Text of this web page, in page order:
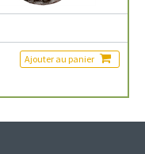
Ajouter au panier